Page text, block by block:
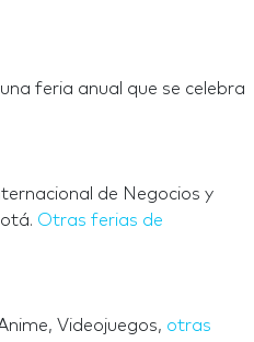
feria anual que se celebra
de Negocios y
Otras ferias de
Videojuegos, otras